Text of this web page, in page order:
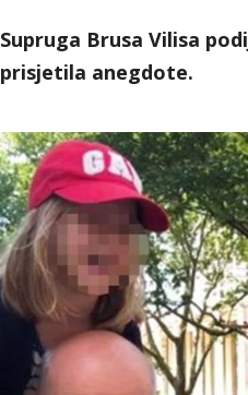
Supruga Brusa Vilisa
prisjetila anegdote.